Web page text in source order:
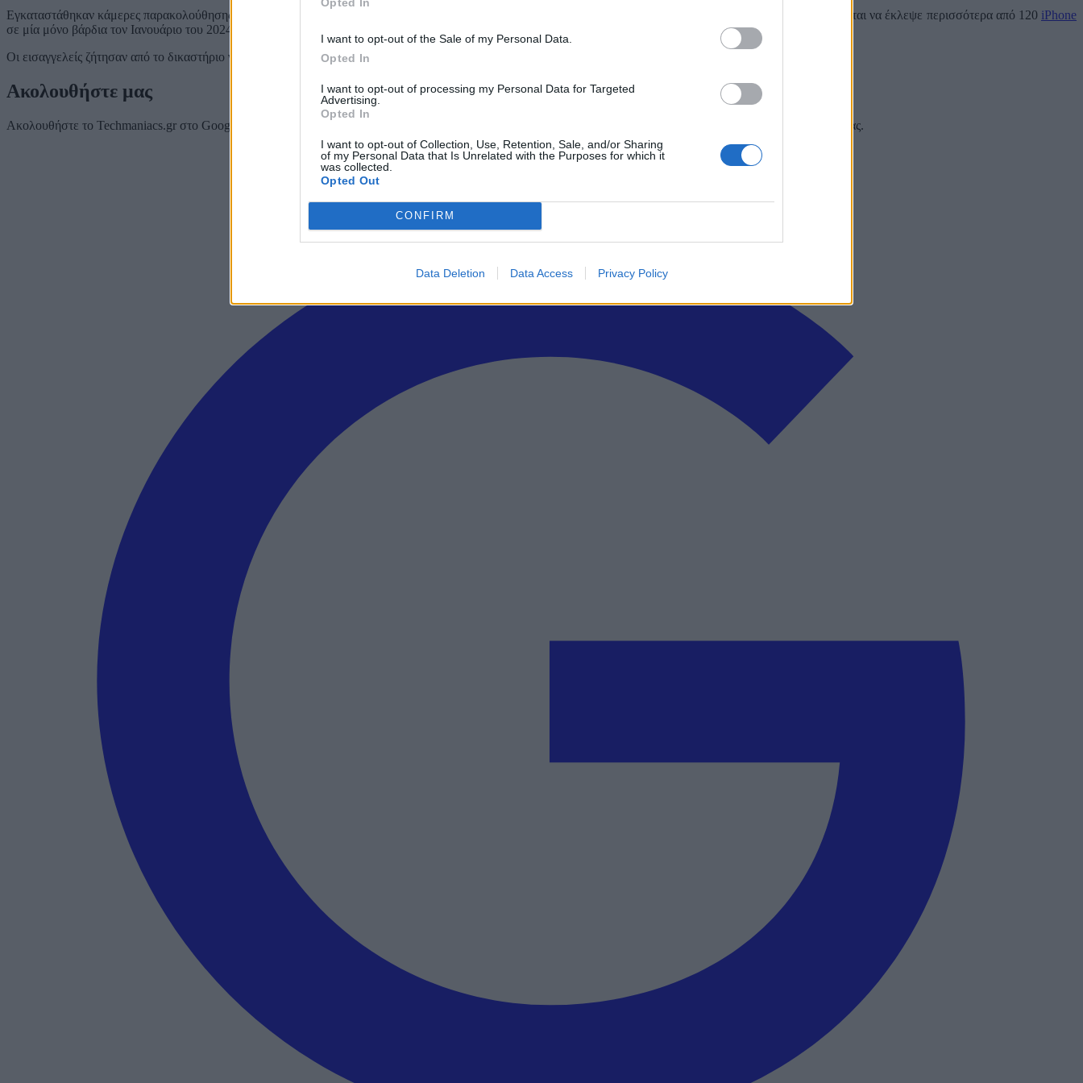
I want to opt-out of the Sale of my Personal Data.
Opted In
I want to opt-out of processing my Personal Data for Targeted
Advertising.
Opted In
I want to opt-out of Collection, Use, Retention, Sale, and/or Sharing
of my Personal Data that Is Unrelated with the Purposes for which it
was collected.
Opted Out
CONFIRM
Data Deletion Data Access Privacy Policy
Εγκαταστάθηκαν κάμερες παρακολούθησης και διαπιστώθηκε ότι ο Beltrano έκλεβε προϊόντα από παλέτες που υποτίθεται ότι θα αποστέλλονταν στο Ontario. Φέρεται να έκλεψε περισσότερα από 120 iPhone
σε μία μόνο βάρδια τον Ιανουάριο του 2024.
Οι εισαγγελείς ζήτησαν από το δικαστήριο να εγκρίνει την κατάσχεση του σπιτιού, των μετρητών, των τραπεζικών λογαριασμών και του οχήματος του Beltrano.
Ακολουθήστε μας
Ακολουθήστε το Techmaniacs.gr στο Google News για να διαβάζετε πρώτοι όλα τα τεχνολογικά νέα, ή προσθέστε μας στον RSS feed reader και στα social media σας.